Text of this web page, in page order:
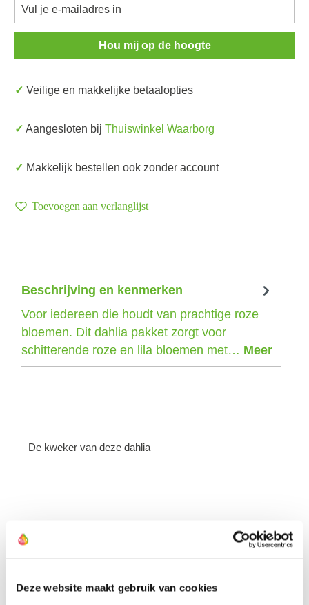
Deze website maakt gebruik van cookies
Hou mij op de hoogte
✓ Veilige en makkelijke betaalopties
✓ Aangesloten bij Thuiswinkel Waarborg
✓ Makkelijk bestellen ook zonder account
Toevoegen aan verlanglijst
Beschrijving en kenmerken
Voor iedereen die houdt van prachtige roze
bloemen. Dit dahlia pakket zorgt voor
schitterende roze en lila bloemen met… Meer
De kweker van deze dahlia